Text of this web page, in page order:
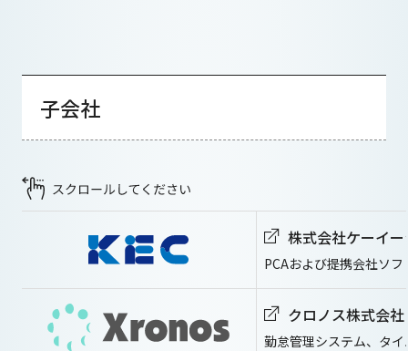
子会社
株式会社ケーイ
PCAおよび提携会社ソ
クロノス株式会社
勤怠管理システム、タ